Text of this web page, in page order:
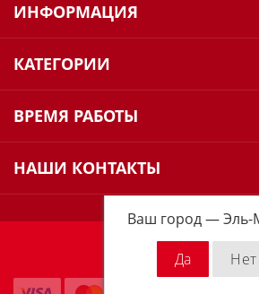
Ваш город —Эль-
ИНФОРМАЦИЯ
КАТЕГОРИИ
ВРЕМЯ РАБОТЫ
НАШИ КОНТАКТЫ
Milwaukee Russia © 2026